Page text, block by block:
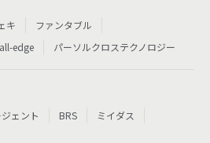
キ
ファンタブル
edge パーソルクロステクノロジー
ェント BRS
ミイダス